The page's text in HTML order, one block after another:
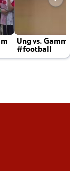
Ung vs.
#football